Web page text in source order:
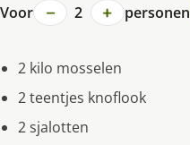
Voor − 2 + personen
2 kilo mosselen
2 teentjes knoflook
2 sjalotten